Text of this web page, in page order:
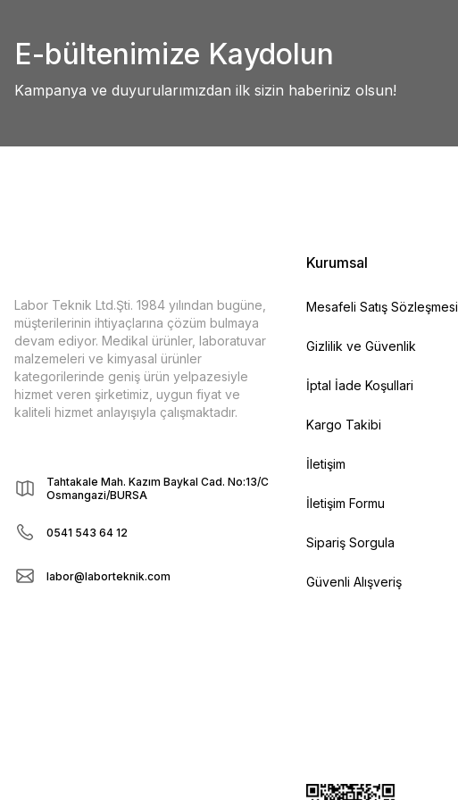
Ürün açıklamasında eksik bilgiler bulunuyor.
Ürün fiyatı diğer sitelerden daha pahalı.
Deneyimini Paylaş
E-bültenimize Kaydolun
Kampanya ve duyurularımızdan ilk sizin haberiniz olsun!
Labor Teknik Ltd.Şti. 1984 yılından bugüne,
müşterilerinin ihtiyaçlarına çözüm bulmaya
devam ediyor. Medikal ürünler, laboratuvar
malzemeleri ve kimyasal ürünler
kategorilerinde geniş ürün yelpazesiyle
hizmet veren şirketimiz, uygun fiyat ve
kaliteli hizmet anlayışıyla çalışmaktadır.
Tahtakale Mah. Kazım Baykal Cad. No:13/C
Osmangazi/BURSA
0541 543 64 12
labor@laborteknik.com
Kurumsal
Mesafeli Satış Sözleşmesi
Gizlilik ve Güvenlik
İptal İade Koşullari
Kargo Takibi
İletişim
İletişim Formu
Sipariş Sorgula
Güvenli Alışveriş